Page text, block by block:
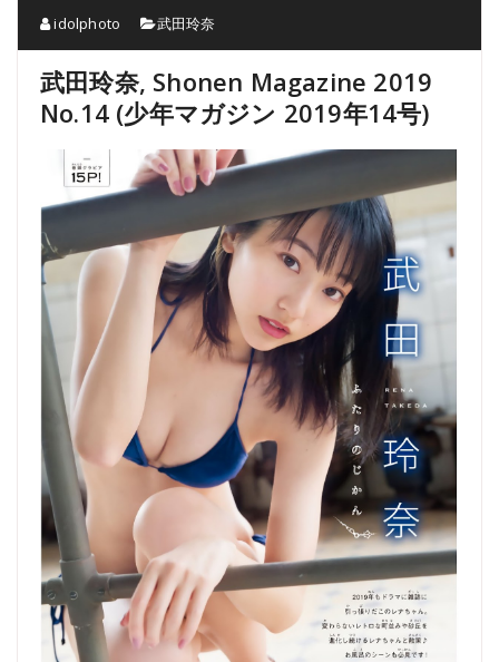
idolphoto 武田玲奈
武田玲奈, Shonen Magazine 2019
No.14 (少年マガジン 2019年14号)